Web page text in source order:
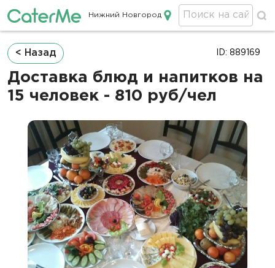
Кейтеринг в Нижнем Новгороде
Нижний Новгород
Строка
навигации
< Назад
Доставка блюд и напитков на
15 человек - 810 руб/чел
ID: 889169